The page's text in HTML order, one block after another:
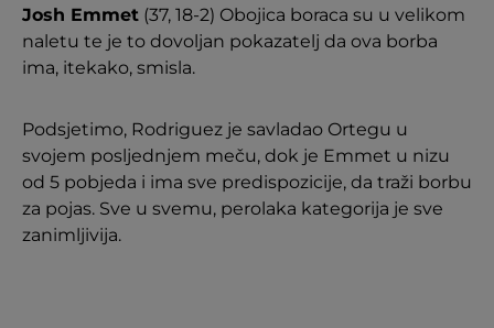
Josh Emmet (37, 18-2) Obojica boraca su u velikom
naletu te je to dovoljan pokazatelj da ova borba
ima, itekako, smisla.
Podsjetimo, Rodriguez je savladao Ortegu u
svojem posljednjem meču, dok je Emmet u nizu
od 5 pobjeda i ima sve predispozicije, da traži borbu
za pojas. Sve u svemu, perolaka kategorija je sve
zanimljivija.